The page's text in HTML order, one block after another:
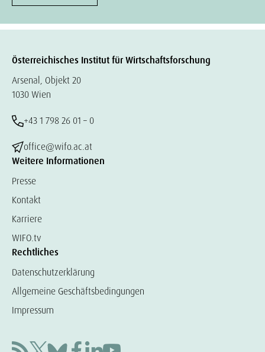
Österreichisches Institut für Wirtschaftsforschung
Arsenal, Objekt 20
1030 Wien
+43 1 798 26 01 – 0
office@wifo.ac.at
Weitere Informationen
Presse
Kontakt
Karriere
WIFO.tv
Rechtliches
Datenschutzerklärung
Allgemeine Geschäftsbedingungen
Impressum